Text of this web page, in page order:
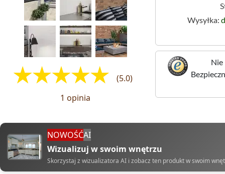
(5.0)
1 opinia
Wysyłka:
Nie
NOWOŚĆAI
Wizualizuj w swoim wnętrzu
Skorzystaj z wizualizatora AI i zobacz ten produkt w swoim